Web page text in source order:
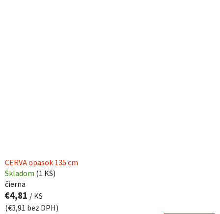
CERVA opasok 135 cm
Skladom (1 KS)
čierna
€4,81 / KS
(€3,91 bez DPH)